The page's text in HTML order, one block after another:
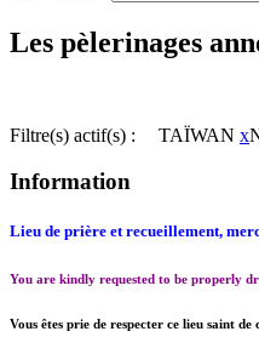
Les pèlerinages
Filtre(s) actif(s) : TAÏWAN x
Information
Lieu de prière et recueillement,
You are kindly requested to be properly
Vous êtes prie de respecter ce lieu saint